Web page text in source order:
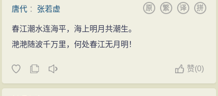
唐代 ： 张若虚 拼
译
繁
原
春江潮水连海平，海上明月共潮生。
滟滟随波千万里，何处春江无月明！
赞(0)